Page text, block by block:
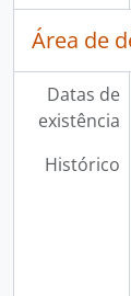
Área de
Datas de
existência
Histórico